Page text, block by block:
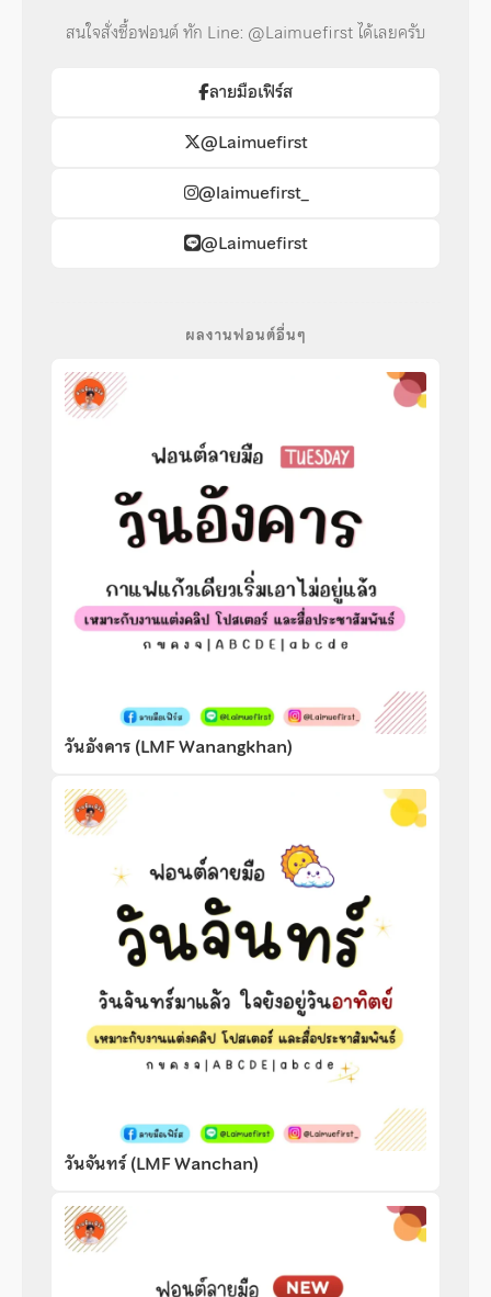
สนใจสั่งซื้อฟอนต์ ทัก Line: @Laimuefirst ได้เลยครับ
ลายมือเฟิร์ส
@Laimuefirst
@laimuefirst_
@Laimuefirst
ผลงานฟอนต์อื่นๆ
วันอังคาร (LMF Wanangkhan)
วันจันทร์ (LMF Wanchan)